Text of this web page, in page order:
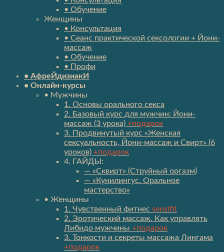
• Обучение
Женщины
• Консультация
• Сеанс практической сексологии + Йони-
массаж
• Обучение
• Профи
• АфреЙдизиакИ
• Онлайн-курсы
• Мужчины
1. Основы орального секса
2. Базовый курс для мужчин: Йони-
массаж (3 урока) +подарок
3. Продвинутый курс «Женская
сексуальность, Йони-массаж и Свирт» (6
уроков) +подарок
4. ГАЙДЫ:
— «Сквирт» (Струйный оргазм)
— «Кунилингус. Оральное
мастерство»
• Женщины
1. Чувственный фитнес sensifit
2. Эротический массаж. Как управлять
Либидо мужчины +подарок
3. Тонкости и секреты массажа Лингама
+подарок